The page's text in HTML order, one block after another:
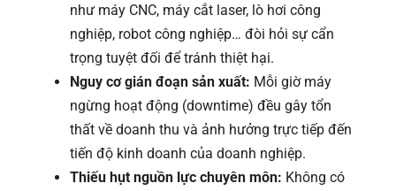
như máy CNC, máy cắt laser, lò hơi công
nghiệp, robot công nghiệp… đòi hỏi sự cẩn
trọng tuyệt đối để tránh thiệt hại.
Nguy cơ gián đoạn sản xuất: Mỗi giờ máy
ngừng hoạt động (downtime) đều gây tổn
thất về doanh thu và ảnh hưởng trực tiếp đến
tiến độ kinh doanh của doanh nghiệp.
Thiếu hụt nguồn lực chuyên môn: Không có